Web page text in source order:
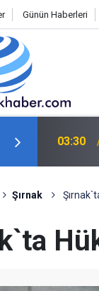
Günün Haberleri
02:06
Şırnak